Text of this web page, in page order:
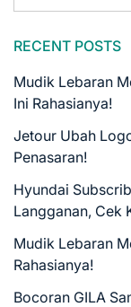
RECENT POSTS
Mudik Lebaran
Ini Rahasianya!
Jetour Ubah
Penasaran!
Hyundai
Langganan, Cek
Mudik Lebaran
Rahasianya!
Bocoran GILA